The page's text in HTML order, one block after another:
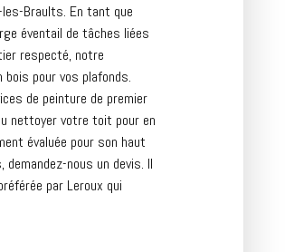
les-Braults. En tant que
éventail de tâches liées
respecté, notre
pour vos plafonds.
de peinture de premier
nettoyer votre toit pour en
évaluée pour son haut
nous un devis. Il
par Leroux qui